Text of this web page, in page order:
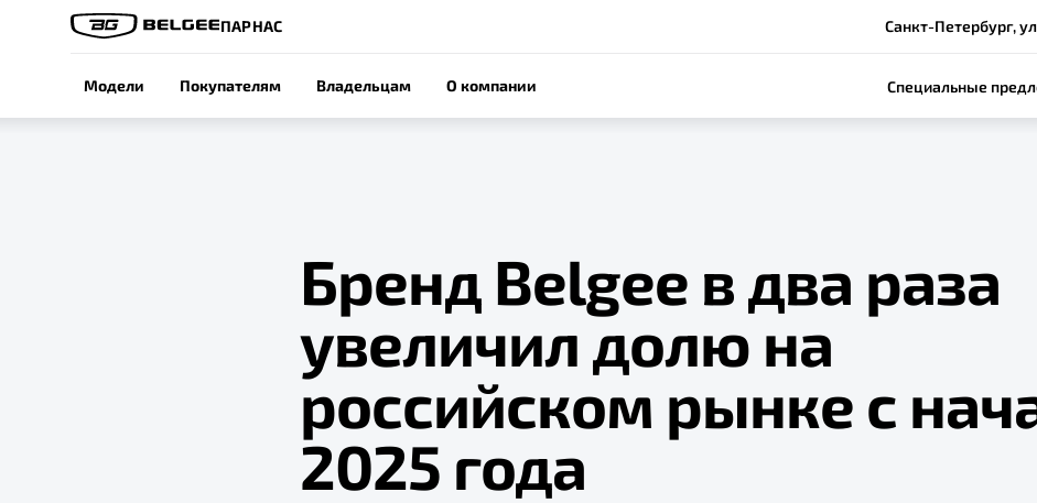
ПАРНАС Санкт-Петербург,
Модели Покупателям Владельцам О компании Специальные
Бренд Belgee в два раза
увеличил долю на
российском рынке с
2025 года